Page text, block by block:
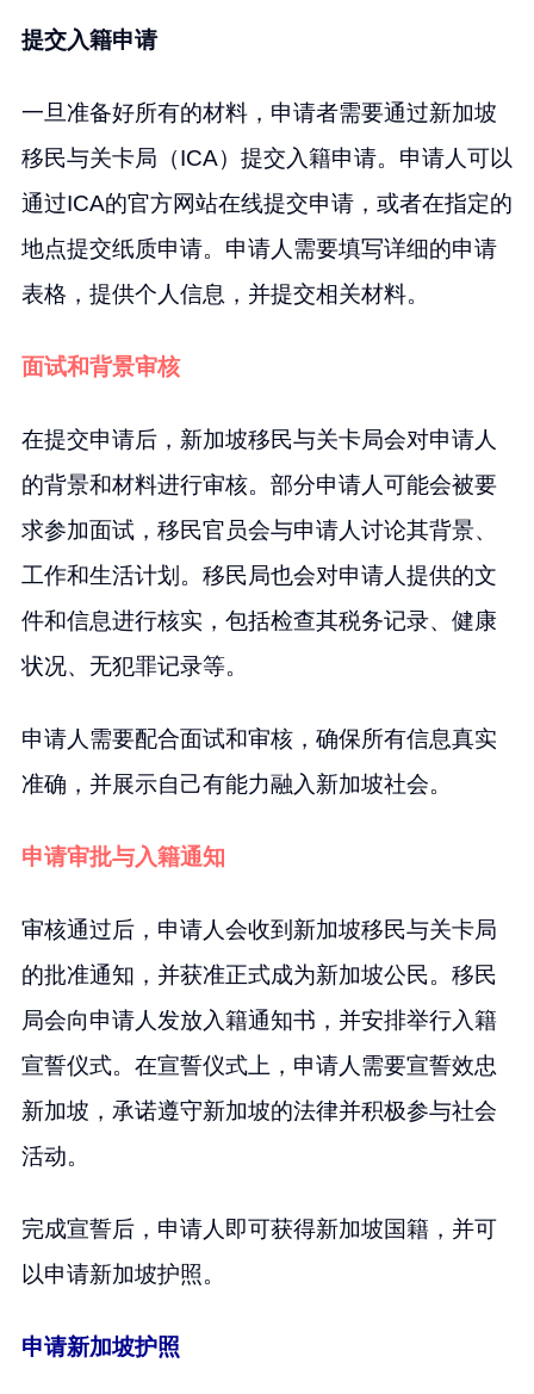
提交入籍申请
一旦准备好所有的材料，申请者需要通过新加坡
移民与关卡局（ICA）提交入籍申请。申请人可以
通过ICA的官方网站在线提交申请，或者在指定的
地点提交纸质申请。申请人需要填写详细的申请
表格，提供个人信息，并提交相关材料。
面试和背景审核
在提交申请后，新加坡移民与关卡局会对申请人
的背景和材料进行审核。部分申请人可能会被要
求参加面试，移民官员会与申请人讨论其背景、
工作和生活计划。移民局也会对申请人提供的文
件和信息进行核实，包括检查其税务记录、健康
状况、无犯罪记录等。
申请人需要配合面试和审核，确保所有信息真实
准确，并展示自己有能力融入新加坡社会。
申请审批与入籍通知
审核通过后，申请人会收到新加坡移民与关卡局
的批准通知，并获准正式成为新加坡公民。移民
局会向申请人发放入籍通知书，并安排举行入籍
宣誓仪式。在宣誓仪式上，申请人需要宣誓效忠
新加坡，承诺遵守新加坡的法律并积极参与社会
活动。
完成宣誓后，申请人即可获得新加坡国籍，并可
以申请新加坡护照。
申请新加坡护照